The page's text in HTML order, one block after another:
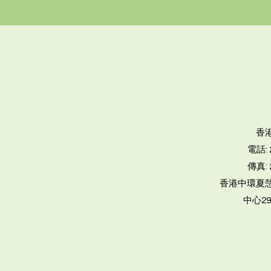
香
電話:
傳真:
香港中環夏
中心